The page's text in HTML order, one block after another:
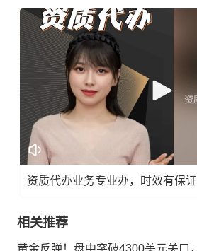
资质代办业务专业办，时效有保证
相关推荐
黄金反弹！盘中突破4300美元关口，